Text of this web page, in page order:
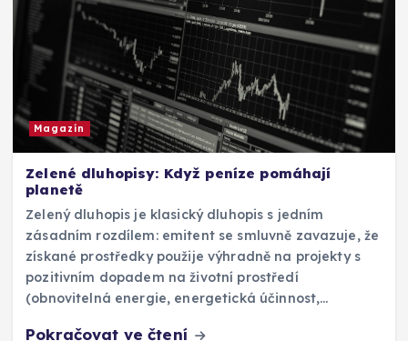
Magazín
Zelené dluhopisy: Když peníze pomáhají
planetě
Zelený dluhopis je klasický dluhopis s jedním
zásadním rozdílem: emitent se smluvně zavazuje, že
získané prostředky použije výhradně na projekty s
pozitivním dopadem na životní prostředí
(obnovitelná energie, energetická účinnost,…
Pokračovat ve čtení